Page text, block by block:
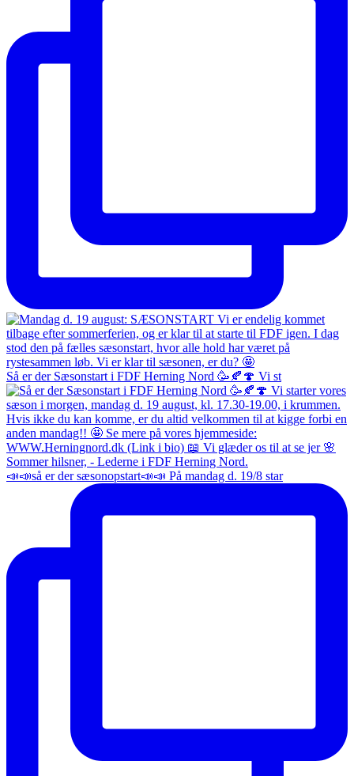
Så er der Sæsonstart i FDF Herning Nord 🥳🍂🍄 Vi st
📣📣så er der sæsonopstart📣📣 På mandag d. 19/8 star